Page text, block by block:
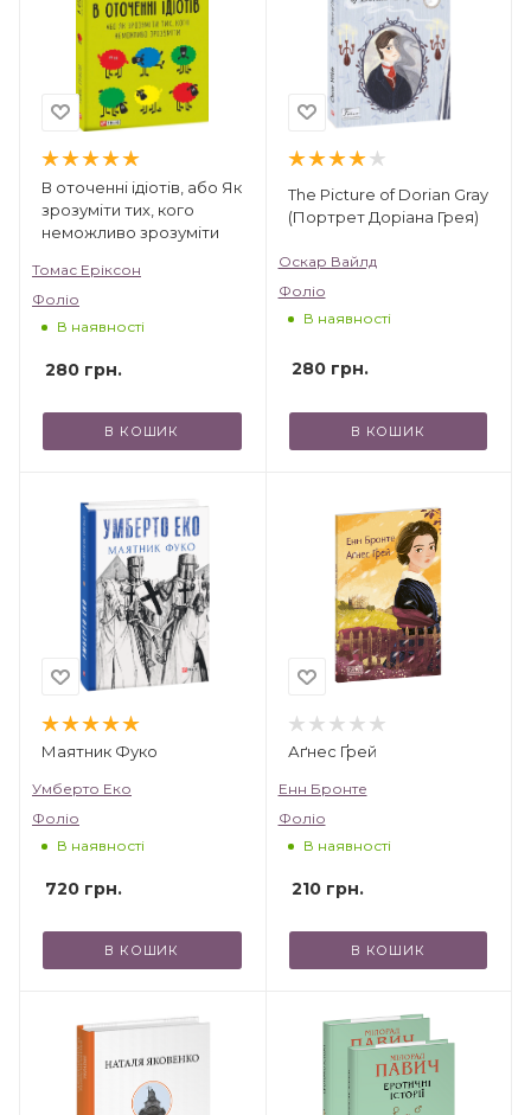
В оточенні ідіотів, або Як
зрозуміти тих, кого
неможливо зрозуміти
Томас Еріксон
Фоліо
В наявності
280 грн.
В КОШИК
The Picture of Dorian Gray
(Портрет Доріана Грея)
Оскар Вайлд
Фоліо
В наявності
280грн.
В КОШИК
Маятник Фуко
Умберто Еко
Фоліо
В наявності
720 грн.
В КОШИК
Аґнес Ґрей
Енн Бронте
Фоліо
В наявності
210грн.
В КОШИК